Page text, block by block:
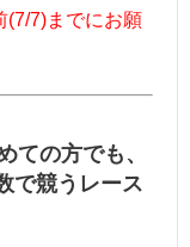
7)までにお願
ての方でも、
で競う レース